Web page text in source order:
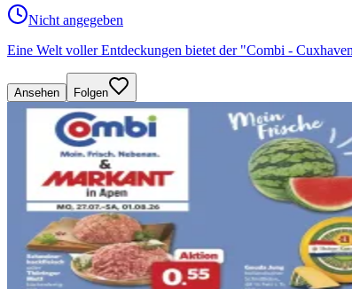
Nicht angegeben
Eine Welt voller Entdeckungen bietet der "Combi -
Ansehen Folgen